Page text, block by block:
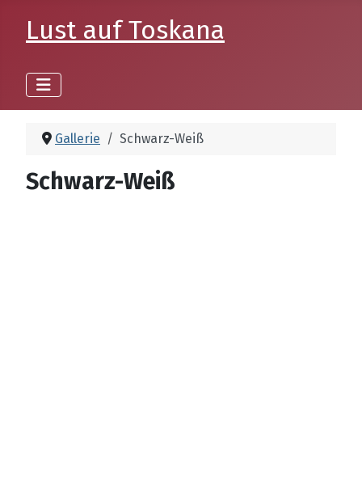
Lust auf Toskana
Gallerie Schwarz-Weiß
Schwarz-Weiß